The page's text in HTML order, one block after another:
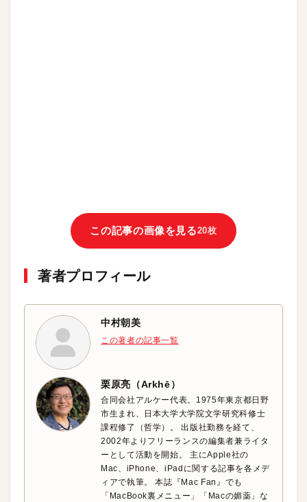
この記事の画像を見る20枚
著者プロフィール
中村朝美
この著者の記事一覧
栗原亮（Arkhē）
合同会社アルケー代表。1975年東京都日野
市生まれ、日本大学大学院文学研究科修士
課程修了（哲学）。 出版社勤務を経て、
2002年よりフリーランスの編集者兼ライタ
ーとして活動を開始。 主にApple社の
Mac、iPhone、iPadに関する記事を各メデ
ィアで執筆。 本誌『Mac Fan』でも
「MacBook裏メニュー」「Macの媚薬」な